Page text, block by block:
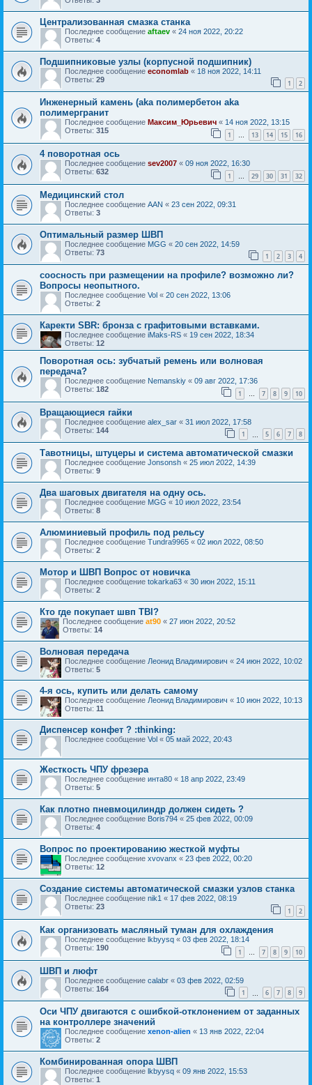
Централизованная смазка станка
Последнее сообщение aftaev « 24 ноя 2022, 20:22
Ответы: 4
Подшипниковые узлы (корпусной подшипник)
Последнее сообщение economlab « 18 ноя 2022, 14:11
Ответы: 29 1 2
Инженерный камень (aka полимербетон aka
полимергранит
Последнее сообщение Максим_Юрьевич « 14 ноя 2022, 13:15
Ответы: 315 1 … 13 14 15 16
4 поворотная ось
Последнее сообщение sev2007 « 09 ноя 2022, 16:30
Ответы: 632 1 29 30 31 32
Медицинский стол
Последнее сообщение AAN « 23 сен 2022, 09:31
Ответы: 3
Оптимальный размер ШВП
Последнее сообщение MGG « 20 сен 2022, 14:59
Ответы: 73 1 2 3 4
соосность при размещении на профиле? возможно ли?
Вопросы неопытного.
Последнее сообщение Vol « 20 сен 2022, 13:06
Ответы: 2
Каректи SBR: бронза с графитовыми вставками.
Последнее сообщение iMaks-RS « 19 сен 2022, 18:34
Ответы: 12
Поворотная ось: зубчатый ремень или волновая
передача?
Последнее сообщение Nemanskiy « 09 авг 2022, 17:36
Ответы: 182 1 … 7 8 9 10
Вращающиеся гайки
Последнее сообщение alex_sar « 31 июл 2022, 17:58
Ответы: 144 1 5 6 7 8
Тавотницы, штуцеры и система автоматической смазки
Последнее сообщение Jonsonsh « 25 июл 2022, 14:39
Ответы: 9
Два шаговых двигателя на одну ось.
Последнее сообщение MGG « 10 июл 2022, 23:54
Ответы: 8
Алюминиевый профиль под рельсу
Последнее сообщение Tundra9965 « 02 июл 2022, 08:50
Ответы: 2
Мотор и ШВП Вопрос от новичка
Последнее сообщение tokarka63 « 30 июн 2022, 15:11
Ответы: 2
Кто где покупает швп TBI?
Последнее сообщение at90 « 27 июн 2022, 20:52
Ответы: 14
Волновая передача
Последнее сообщение Леонид Владимирович « 24 июн 2022, 10:02
Ответы: 5
4-я ось, купить или делать самому
Последнее сообщение Леонид Владимирович « 10 июн 2022, 10:13
Ответы: 11
Диспенсер конфет ? :thinking:
Последнее сообщение Vol « 05 май 2022, 20:43
Жесткость ЧПУ фрезера
Последнее сообщение инта80 « 18 апр 2022, 23:49
Ответы: 5
Как плотно пневмоцилиндр должен сидеть ?
Последнее сообщение Boris794 « 25 фев 2022, 00:09
Ответы: 4
Вопрос по проектированию жесткой муфты
Последнее сообщение xvovanx « 23 фев 2022, 00:20
Ответы: 12
Создание системы автоматической смазки узлов станка
Последнее сообщение nik1 « 17 фев 2022, 08:19
Ответы: 23 1 2
Как организовать масляный туман для охлаждения
Последнее сообщение lkbyysq « 03 фев 2022, 18:14
Ответы: 190 1 … 7 8 9 10
ШВП и люфт
Последнее сообщение calabr « 03 фев 2022, 02:59
Ответы: 164 1 6 7 8 9
Оси ЧПУ двигаются с ошибкой-отклонением от заданных
на контроллере значений
Последнее сообщение xenon-alien « 13 янв 2022, 22:04
Ответы: 2
Комбинированная опора ШВП
Последнее сообщение lkbyysq « 09 янв 2022, 15:53
Ответы: 1